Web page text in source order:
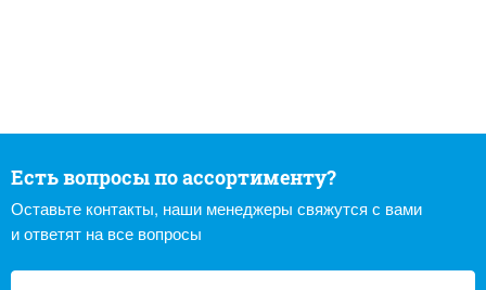
Есть вопросы по ассортименту?
Оставьте контакты, наши менеджеры свяжутся с вами
и ответят на все вопросы